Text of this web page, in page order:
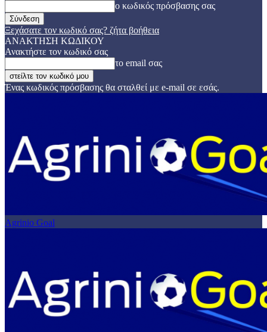
ο κωδικός πρόσβασης σας
Ξεχάσατε τον κωδικό σας? ζήτα βοήθεια
ΑΝΑΚΤΗΣΗ ΚΩΔΙΚΟΥ
Ανακτήστε τον κωδικό σας
το email σας
Ένας κωδικός πρόσβασης θα σταλθεί με e-mail σε εσάς.
Agrinio Goal